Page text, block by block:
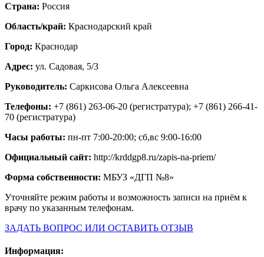
Страна: Россия
Область/край: Краснодарский край
Город: Краснодар
Адрес: ул. Садовая, 5/3
Руководитель: Саркисова Ольга Алексеевна
Телефоны: +7 (861) 263-06-20 (регистратура); +7 (861) 266-41-
70 (регистратура)
Часы работы: пн-пт 7:00-20:00; сб,вс 9:00-16:00
Официальный сайт: http://krddgp8.ru/zapis-na-priem/
Форма собственности: МБУЗ «ДГП №8»
Уточняйте режим работы и возможность записи на приём к
врачу по указанным телефонам.
ЗАДАТЬ ВОПРОС ИЛИ ОСТАВИТЬ ОТЗЫВ
Информация: